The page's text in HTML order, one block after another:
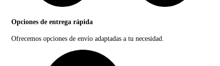
Opciones de entrega rápida
Ofrecemos opciones de envío adaptadas a tu necesidad.